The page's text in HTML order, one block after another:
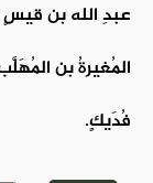
عبدِ الله بن
المُغيرةُ بن
فُدَيكٍ.